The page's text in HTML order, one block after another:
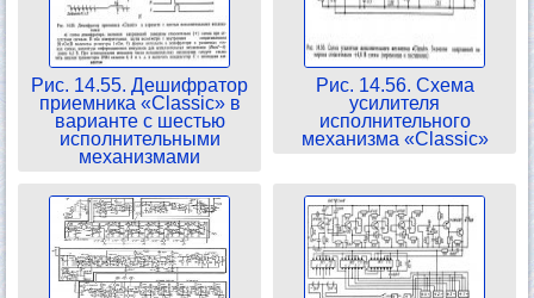
Рис. 14.55. Дешифратор
приемника «Classic» в
варианте с шестью
исполнительными
механизмами
Рис. 14.56. Схема
усилителя
исполнительного
механизма «Classic»